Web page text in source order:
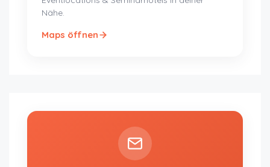
Nähe.
Maps öffnen